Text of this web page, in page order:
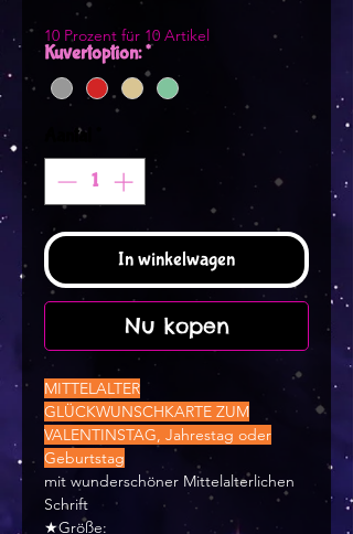
10 Prozent für 10 Artikel
Kuvertoption:*
Aantal
In winkelwagen
Nu kopen
MITTELALTER
GLÜCKWUNSCHKARTE ZUM
VALENTINSTAG, Jahrestag oder
Geburtstag
mit wunderschöner Mittelalterlichen
Schrift
★Größe: